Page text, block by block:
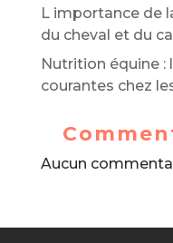
L importance de
du cheval et du
Nutrition équine :
courantes chez
Aucun